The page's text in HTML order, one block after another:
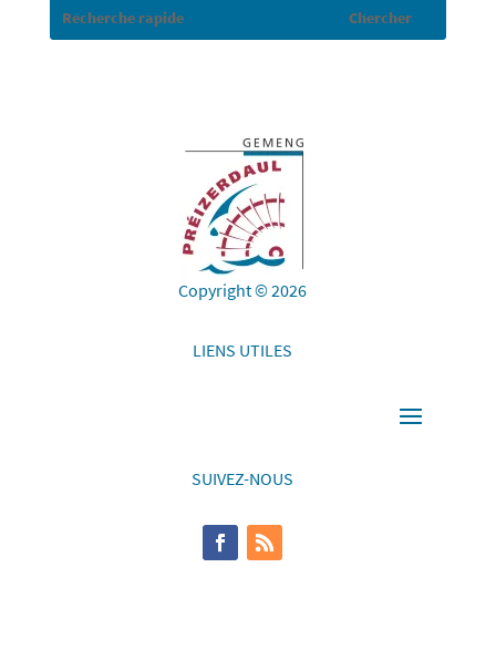
Copyright © 2026
LIENS UTILES
SUIVEZ-NOUS